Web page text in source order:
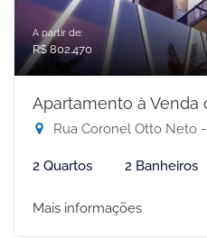
A partir de:
R$ 802.470
Apartamento à Venda
Rua Coronel Otto Neto -
2 Quartos 2 Banheiros
Mais informações